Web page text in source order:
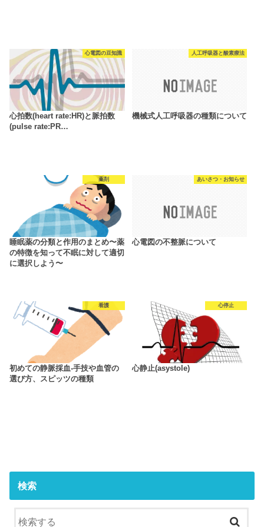
心電図の豆知識
心拍数(heart rate:HR)と脈拍数
(pulse rate:PR…
人工呼吸器と酸素療法
機械式人工呼吸器の種類について
薬剤
睡眠薬の分類と作用のまとめ〜薬
の特徴を知って不眠に対して適切
に選択しよう〜
あいさつ・お知らせ
心電図の不整脈について
看護
初めての静脈採血‐手技や血管の
選び方、スピッツの種類
心停止
心静止(asystole)
検索